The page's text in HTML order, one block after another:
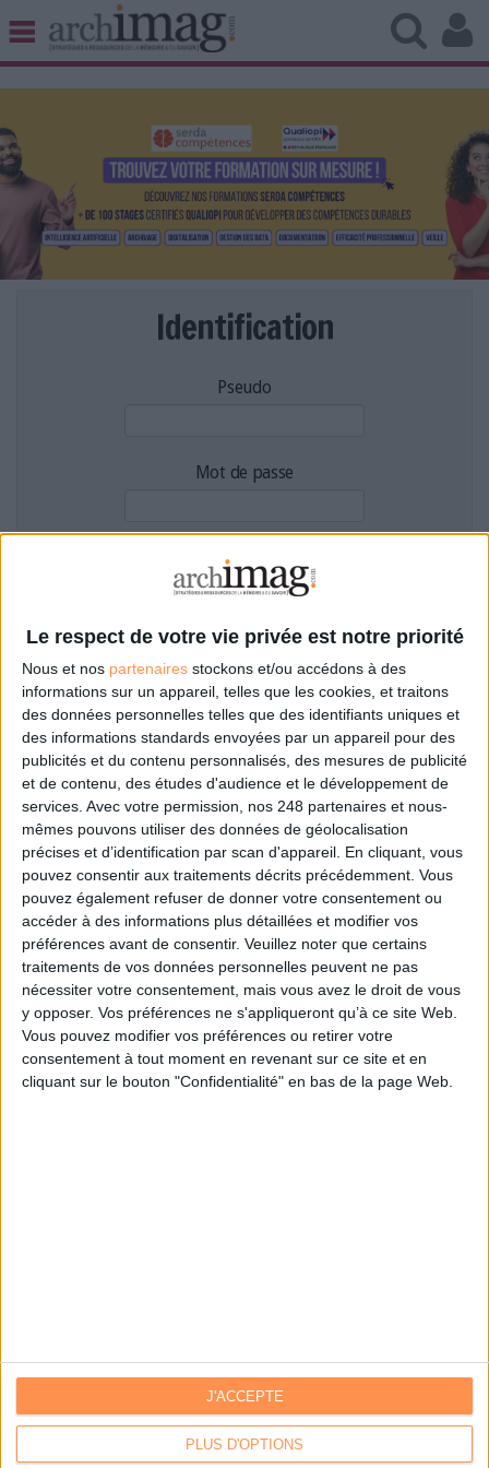
Le respect de votre vie privée est notre priorité
Nous et nos partenaires stockons et/ou accédons à des
informations sur un appareil, telles que les cookies, et traitons
des données personnelles telles que des identifiants uniques et
des informations standards envoyées par un appareil pour des
publicités et du contenu personnalisés, des mesures de publicité
et de contenu, des études d'audience et le développement de
services. Avec votre permission, nos 248 partenaires et nous-
mêmes pouvons utiliser des données de géolocalisation
précises et d’identification par scan d'appareil. En cliquant, vous
pouvez consentir aux traitements décrits précédemment. Vous
pouvez également refuser de donner votre consentement ou
accéder à des informations plus détaillées et modifier vos
préférences avant de consentir. Veuillez noter que certains
traitements de vos données personnelles peuvent ne pas
nécessiter votre consentement, mais vous avez le droit de vous
y opposer. Vos préférences ne s'appliqueront qu’à ce site Web.
Vous pouvez modifier vos préférences ou retirer votre
consentement à tout moment en revenant sur ce site et en
cliquant sur le bouton "Confidentialité" en bas de la page Web.
PLUS D'OPTIONS
J'ACCEPTE
BIBLIOTHÈQUE ÉDITION
UNIVERS DATA
TRAVAIL COLLABORATIF
VIE NUMÉRIQUE
NUMÉRIQUE RESPONSABLE
LES LIVRES BLANCS
LES SUPPLÉMENTS
NOS OFFRES D'ABONNEMENTS
Identification
Pseudo
Mot de passe
Filtre anti-spam
Mot de passe oublié ?
Pas encore de compte?
Je m'inscris pour commenter les articles
ou déposer mon CV
Je m'inscris sur Archimag.com
Communiquer avec Archimag|Communiquer avec ACE